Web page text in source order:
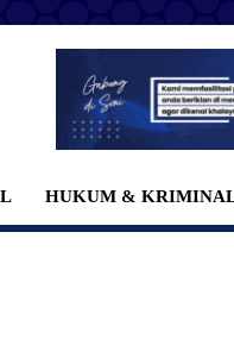
HUKUM &